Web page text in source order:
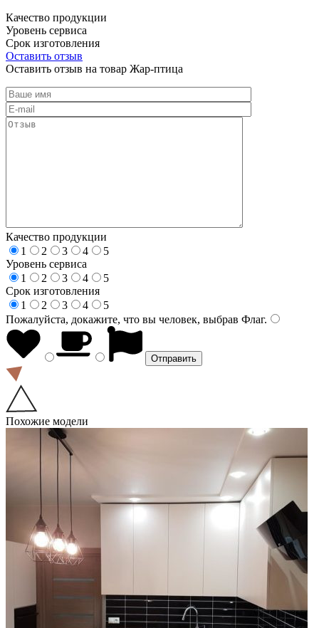
Качество продукции
Уровень сервиса
Срок изготовления
Оставить отзыв
Оставить отзыв на товар Жар-птица
Качество продукции
1
2 3 4
5
Уровень сервиса
1
2 3 4
5
Срок изготовления
1
2 3 4
5
Пожалуйста, докажите, что вы человек, выбрав Флаг.
Похожие модели